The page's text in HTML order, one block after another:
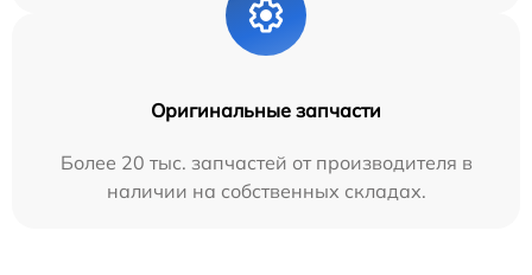
Оригинальные запчасти
Более 20 тыс. запчастей от производителя в
наличии на собственных складах.